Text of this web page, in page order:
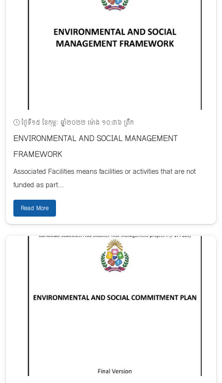
ថ្ងៃទី១៥ ខែកុម្ភៈ ឆ្នាំ២០២២ ម៉ោង ១០:៣៦ ព្រឹក
ENVIRONMENTAL AND SOCIAL MANAGEMENT
FRAMEWORK
Associated Facilities means facilities or activities that are not
funded as part...
Read More